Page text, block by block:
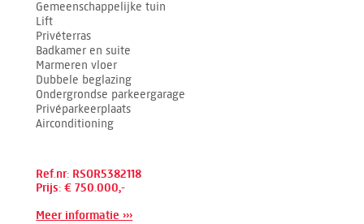
Gemeenschappelijke tuin
Lift
Privéterras
Badkamer en suite
Marmeren vloer
Dubbele beglazing
Ondergrondse parkeergarage
Privéparkeerplaats
Airconditioning
Ref.nr: RSOR5382118
Prijs: € 750.000,-
Meer informatie ›››